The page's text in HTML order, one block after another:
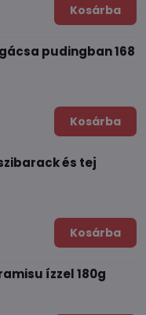
Kosárba
pudingban 168
Kosárba
és tej
Kosárba
ízzel 180g